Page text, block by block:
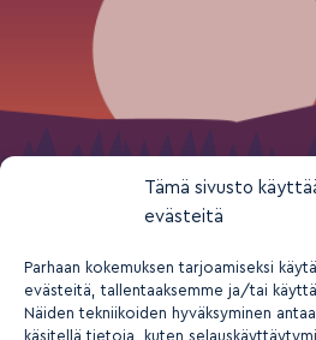
Tämä sivusto
evästeitä
Parhaan kokemuksen tarjoamiseksi
evästeitä, tallentaaksemme ja/tai
Näiden tekniikoiden hyväksyminen
käsitellä tietoja, kuten